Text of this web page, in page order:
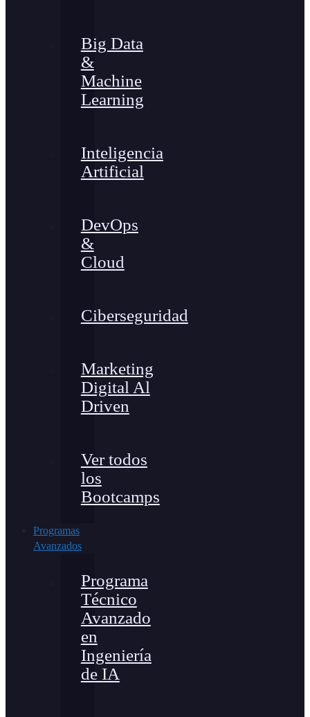
Big Data
&
Machine
Learning
Inteligencia
Artificial
DevOps
&
Cloud
Ciberseguridad
Marketing
Digital Al
Driven
Ver todos
los
Bootcamps
Programas
Avanzados
Programa
Técnico
Avanzado
en
Ingeniería
de IA